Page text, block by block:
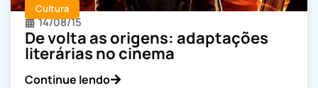
Cultura
14/08/15
De volta as origens: adaptações
literárias no cinema
Continue lendo